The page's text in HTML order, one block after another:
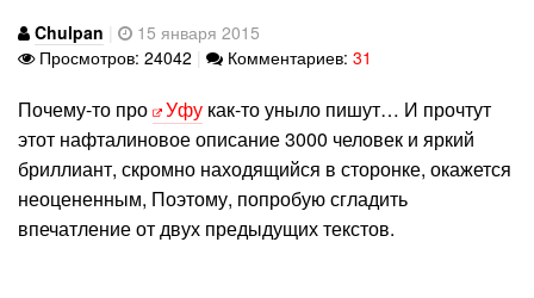
Chulpan
15 января 2015
Просмотров: 24042
Комментариев: 31
Почему-то про Уфу как-то уныло пишут… И прочтут
этот нафталиновое описание 3000 человек и яркий
бриллиант, скромно находящийся в сторонке, окажется
неоцененным, Поэтому, попробую сгладить
впечатление от двух предыдущих текстов.